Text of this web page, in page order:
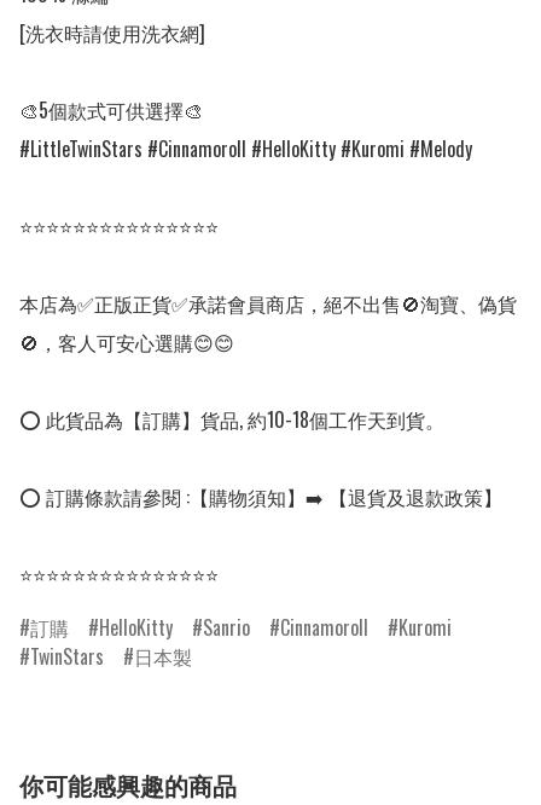
[洗衣時請使用洗衣網]
🎨5個款式可供選擇🎨
#LittleTwinStars #Cinnamoroll #HelloKitty #Kuromi #Melody
⭐⭐⭐⭐⭐⭐⭐⭐⭐⭐⭐⭐⭐⭐⭐
本店為✅正版正貨✅承諾會員商店，絕不出售🚫淘寶、偽貨
🚫，客人可安心選購😊😊
⭕ 此貨品為【訂購】貨品, 約10-18個工作天到貨。
⭕ 訂購條款請參閱 :【購物須知】➡️ 【退貨及退款政策】
⭐⭐⭐⭐⭐⭐⭐⭐⭐⭐⭐⭐⭐⭐⭐
訂購
HelloKitty Sanrio Cinnamoroll
Kuromi
TwinStars
日本製
你可能感興趣的商品